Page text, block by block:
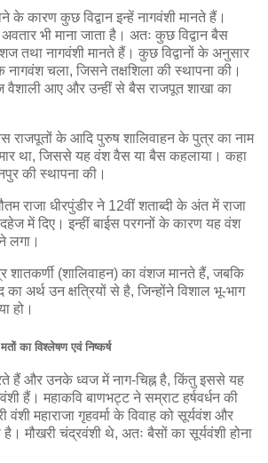
के कारण कुछ विद्वान इन्हें नागवंशी मानते हैं।
भी माना जाता है। अतः कुछ विद्वान बैस
तथा नागवंशी मानते हैं। कुछ विद्वानों के अनुसार
चला, जिसने तक्षशिला की स्थापना की।
वैशाली आए और उन्हीं से बैस राजपूत शाखा का
राजपूतों के आदि पुरुष शालिवाहन के पुत्र का नाम
था, जिससे यह वंश वैस या बैस कहलाया। कहा
की स्थापना की।
राजा धीरपुंडीर ने 12वीं शताब्दी के अंत में राजा
में दिए। इन्हीं बाईस परगनों के कारण यह वंश
लगा।
शातकर्णी (शालिवाहन) का वंशज मानते हैं, जबकि
अर्थ उन क्षत्रियों से है, जिन्होंने विशाल भू-भाग
हो।
का विश्लेषण एवं निष्कर्ष
हैं और उनके ध्वज में नाग-चिह्न है, किंतु इससे यह
हैं। महाकवि बाणभट्ट ने सम्राट हर्षवर्धन की
वंशी महाराजा गृहवर्मा के विवाह को सूर्यवंश और
मौखरी चंद्रवंशी थे, अतः बैसों का सूर्यवंशी होना